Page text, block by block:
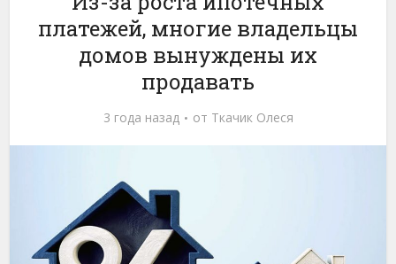
платежей, многие владельцы
домов вынуждены их
продавать
3 года назад от Ткачик Олеся